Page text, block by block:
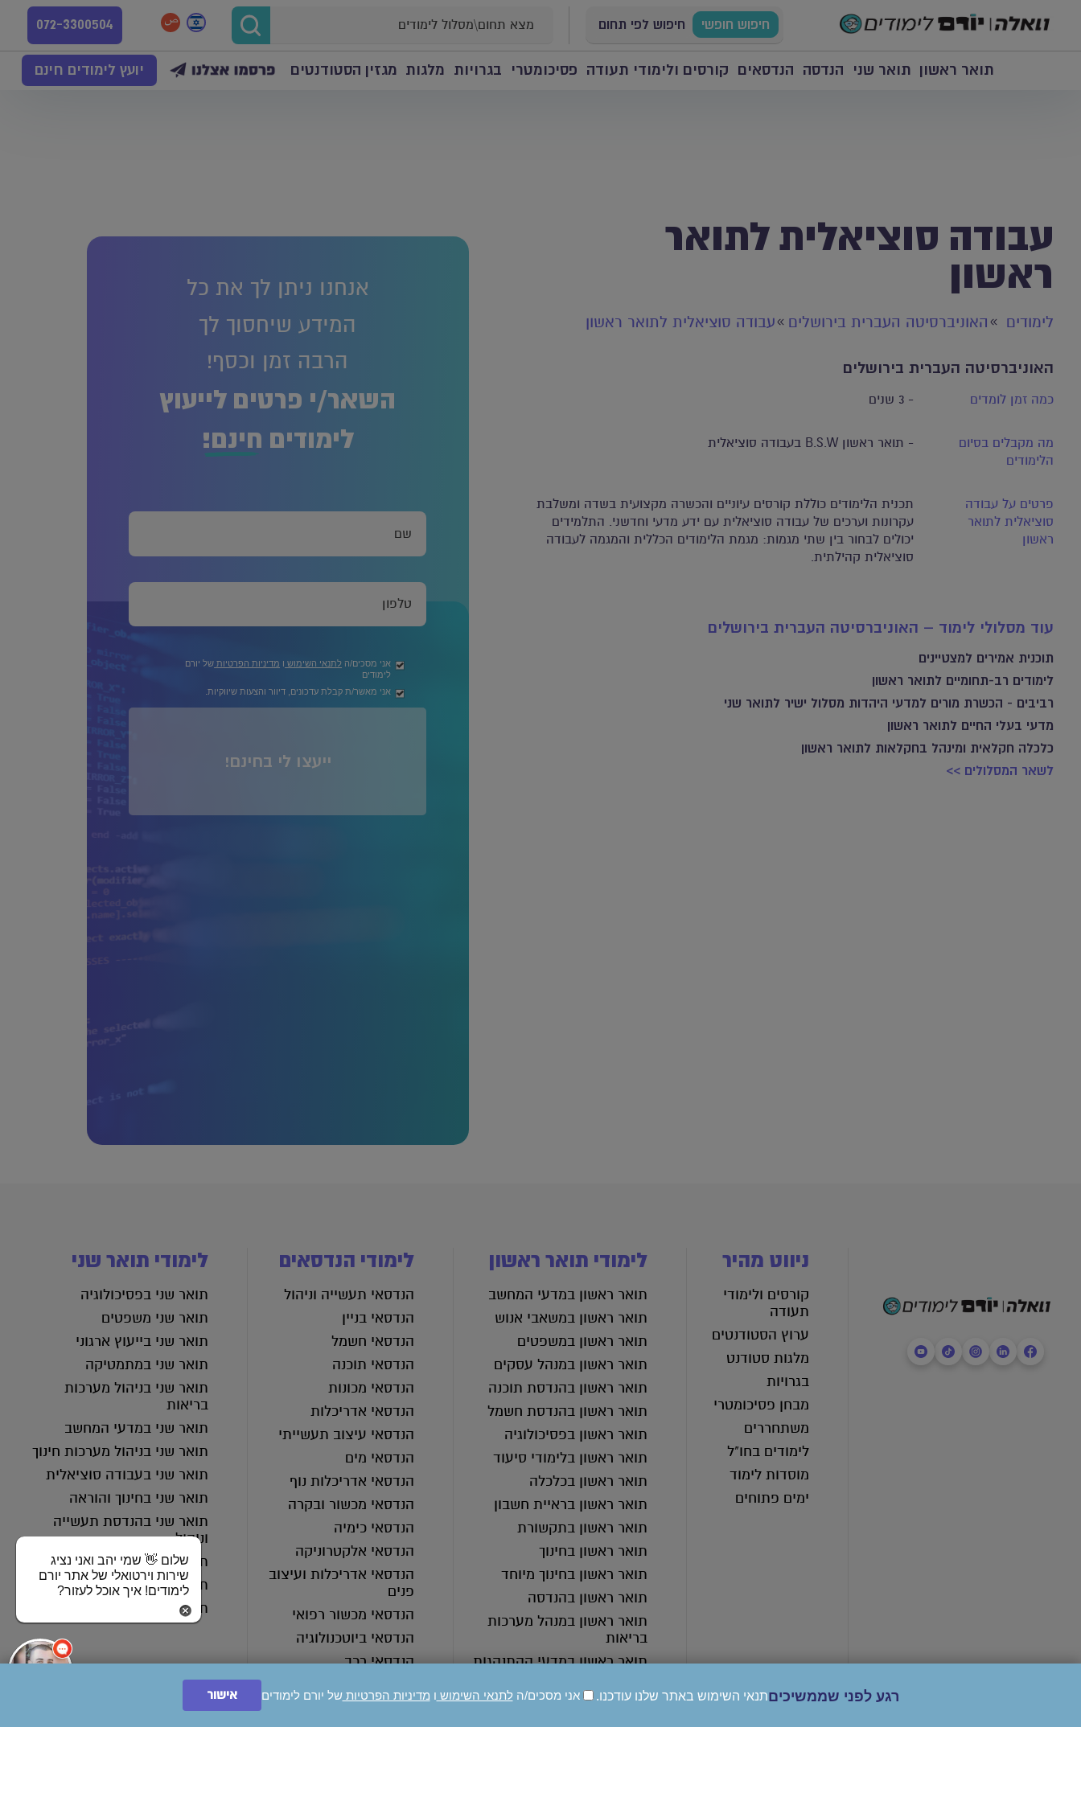
חיפוש חופשי חיפוש לפי תחום 072-3300504
תואר ראשון תואר שני הנדסה הנדסאים קורסים ולימודי תעודה פסיכומטרי בגרויות מלגות מגזין הסטודנטים יועץ לימודים חינם
עבודה סוציאלית לתואר
ראשון
לימודים האוניברסיטה העברית בירושלים עבודה סוציאלית לתואר ראשון
האוניברסיטה העברית בירושלים
כמה זמן לומדים - 3 שנים
מה מקבלים בסיום
הלימודים
- תואר ראשון B.S.W בעבודה סוציאלית
פרטים על עבודה
סוציאלית לתואר
ראשון
תכנית הלימודים כוללת קורסים עיוניים והכשרה מקצועית בשדה ומשלבת
עקרונות וערכים של עבודה סוציאלית עם ידע מדעי וחדשני. התלמידים
יכולים לבחור בין שתי מגמות: מגמת הלימודים הכללית והמגמה לעבודה
סוציאלית קהילתית.
עוד מסלולי לימוד – האוניברסיטה העברית בירושלים
תוכנית אמירים למצטיינים
לימודים רב-תחומיים לתואר ראשון
רביבים - הכשרת מורים למדעי היהדות מסלול ישיר לתואר שני
מדעי בעלי החיים לתואר ראשון
כלכלה חקלאית ומינהל בחקלאות לתואר ראשון
לשאר המסלולים >>
אנחנו ניתן לך את כל
המידע שיחסוך לך
הרבה זמן וכסף!
השאר/י פרטים לייעוץ
לימודים חינם!
אני מסכים/ה לתנאי השימוש ו מדיניות הפרטיות של יורם
לימודים
אני מאשר/ת קבלת עדכונים, דיוור והצעות שיווקיות.
ייעצו לי בחינם!
ניווט מהיר
קורסים ולימודי
תעודה
ערוץ הסטודנטים
מלגות סטודנט
בגרויות
מבחן פסיכומטרי
משתחררים
לימודים בחו"ל
מוסדות לימוד
ימים פתוחים
לימודי תואר ראשון
תואר ראשון במדעי המחשב
תואר ראשון במשאבי אנוש
תואר ראשון במשפטים
תואר ראשון במנהל עסקים
תואר ראשון בהנדסת תוכנה
תואר ראשון בהנדסת חשמל
תואר ראשון בפסיכולוגיה
תואר ראשון בלימודי סיעוד
תואר ראשון בכלכלה
תואר ראשון בראיית חשבון
תואר ראשון בתקשורת
תואר ראשון בחינוך
תואר ראשון בחינוך מיוחד
תואר ראשון בהנדסה
תואר ראשון במנהל מערכות
בריאות
תואר ראשון במדעי ההתנהגות
תואר ראשון ברפואה
לימודי הנדסאים
הנדסאי תעשייה וניהול
הנדסאי בניין
הנדסאי חשמל
הנדסאי תוכנה
הנדסאי מכונות
הנדסאי אדריכלות
הנדסאי עיצוב תעשייתי
הנדסאי מים
הנדסאי אדריכלות נוף
הנדסאי מכשור ובקרה
הנדסאי כימיה
הנדסאי אלקטרוניקה
הנדסאי אדריכלות ועיצוב
פנים
הנדסאי מכשור רפואי
הנדסאי ביוטכנולוגיה
הנדסאי רכב
לימודי תואר שני
תואר שני בפסיכולוגיה
תואר שני משפטים
תואר שני בייעוץ ארגוני
תואר שני במתמטיקה
תואר שני בניהול מערכות
בריאות
תואר שני במדעי המחשב
תואר שני בניהול מערכות חינוך
תואר שני בעבודה סוציאלית
תואר שני בחינוך והוראה
תואר שני בהנדסת תעשייה
וניהול
תואר שני במנהל עסקים
תואר שני בייעוץ חינוכי
תואר שני בחינוך מיוחד
רגע לפני שממשיכיםתנאי השימוש באתר שלנו עודכנו. אני מסכים/הלתנאי השימוש ו מדיניות הפרטיותשל יורם לימודים אישור
שלום 👋 שמי יהב ואני נציג
שירות וירטואלי של אתר יורם
לימודים! איך אוכל לעזור?